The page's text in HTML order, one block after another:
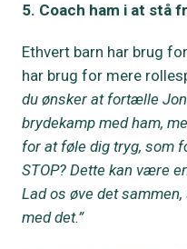
5. Coach ham i at stå
Ethvert barn har brug
har brug for mere
du ønsker at fortælle
brydekamp med ham,
for at føle dig tryg, som
STOP? Dette kan være
Lad os øve det
med det.”